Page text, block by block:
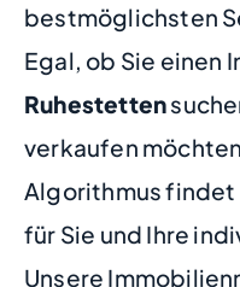
bestmöglichsten
Egal, ob Sie einen
Ruhestetten
verkaufen
Algorithmus
für Sie und Ihre
Unsere